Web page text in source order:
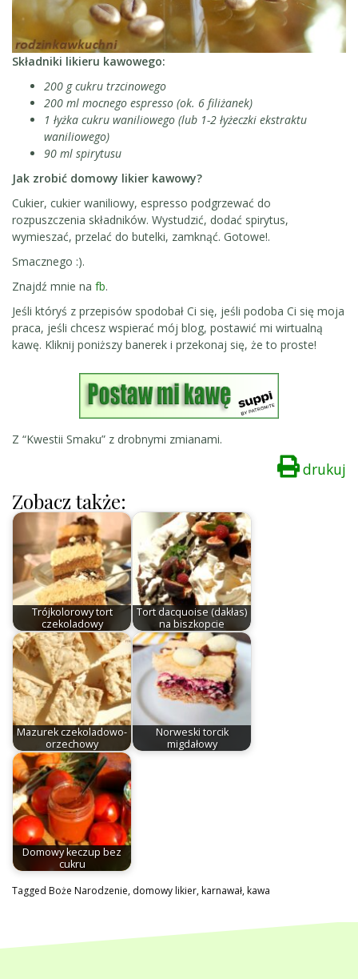
Składniki likieru kawowego:
200 g cukru trzcinowego
200 ml mocnego espresso (ok. 6 filiżanek)
1 łyżka cukru waniliowego (lub 1-2 łyżeczki ekstraktu
waniliowego)
90 ml spirytusu
Jak zrobić domowy likier kawowy?
Cukier, cukier waniliowy, espresso podgrzewać do
rozpuszczenia składników. Wystudzić, dodać spirytus,
wymieszać, przelać do butelki, zamknąć. Gotowe!.
Smacznego :).
Znajdź mnie na fb.
Jeśli któryś z przepisów spodobał Ci się, jeśli podoba Ci się moja
praca, jeśli chcesz wspierać mój blog, postawić mi wirtualną
kawę. Kliknij poniższy banerek i przekonaj się, że to proste!
Z “Kwestii Smaku” z drobnymi zmianami.
drukuj
Zobacz także:
Trójkolorowy tort
czekoladowy
Tort dacquoise (dakłas)
na biszkopcie
Mazurek czekoladowo-
orzechowy
Norweski torcik
migdałowy
Domowy keczup bez
cukru
Tagged Boże Narodzenie, domowy likier,karnawał,kawa